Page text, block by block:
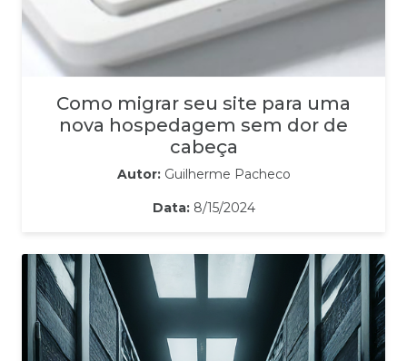
Como migrar seu site para uma
nova hospedagem sem dor de
cabeça
Autor: Guilherme Pacheco
Data: 8/15/2024